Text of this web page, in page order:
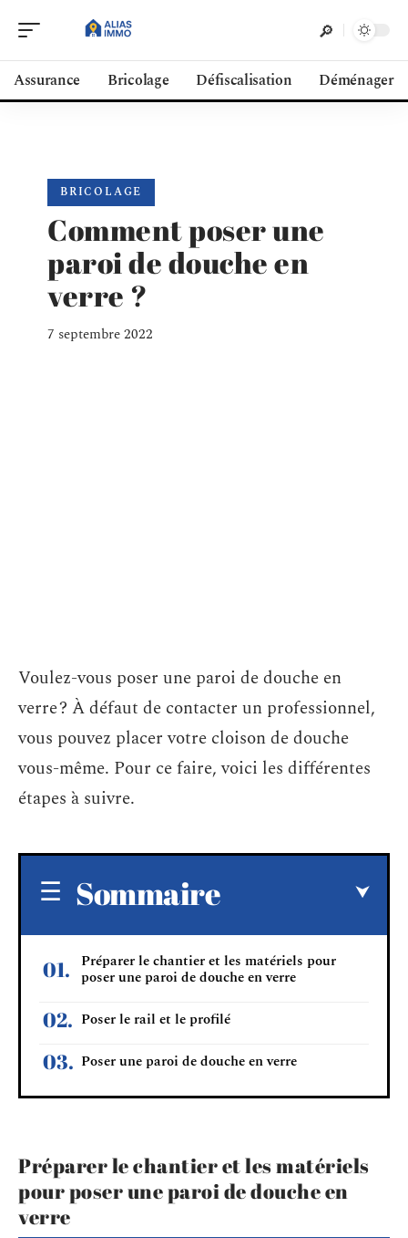
Assurance Bricolage Défiscalisation Déménager
BRICOLAGE
Comment poser une
paroi de douche en
verre ?
7 septembre 2022
Voulez-vous poser une paroi de douche en
verre ? À défaut de contacter un professionnel,
vous pouvez placer votre cloison de douche
vous-même. Pour ce faire, voici les différentes
étapes à suivre.
Sommaire
Préparer le chantier et les matériels pour
poser une paroi de douche en verre
Poser le rail et le profilé
Poser une paroi de douche en verre
Préparer le chantier et les matériels
pour poser une paroi de douche en
verre